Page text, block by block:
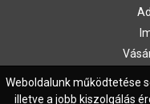
Weboldalunk működtetése
illetve a jobb kiszolgálás